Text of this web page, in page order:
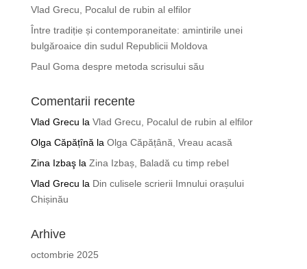
Vlad Grecu, Pocalul de rubin al elfilor
Între tradiție și contemporaneitate: amintirile unei
bulgăroaice din sudul Republicii Moldova
Paul Goma despre metoda scrisului său
Comentarii recente
Vlad Grecu la Vlad Grecu, Pocalul de rubin al elfilor
Olga Căpățînă la Olga Căpățână, Vreau acasă
Zina Izbaşla Zina Izbaș, Baladă cu timp rebel
Vlad Grecu la Din culisele scrierii Imnului orașului
Chișinău
Arhive
octombrie 2025